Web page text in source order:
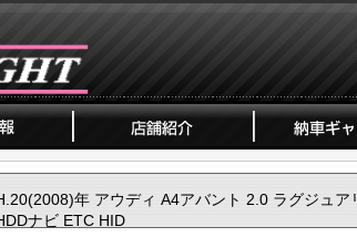
年 アウディ A4アバント 2.0 ラグジュア
ナビ ETC HID